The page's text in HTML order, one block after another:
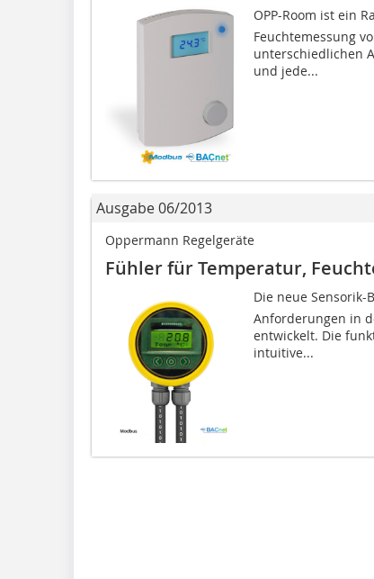
OPP-Room ist
Feuchtemessung
unterschiedlichen
und jede...
Ausgabe 06/2013
Oppermann Regelgeräte
Fühler für Temperatur,
Die neue Sensorik-
Anforderungen in
entwickelt. Die
intuitive...